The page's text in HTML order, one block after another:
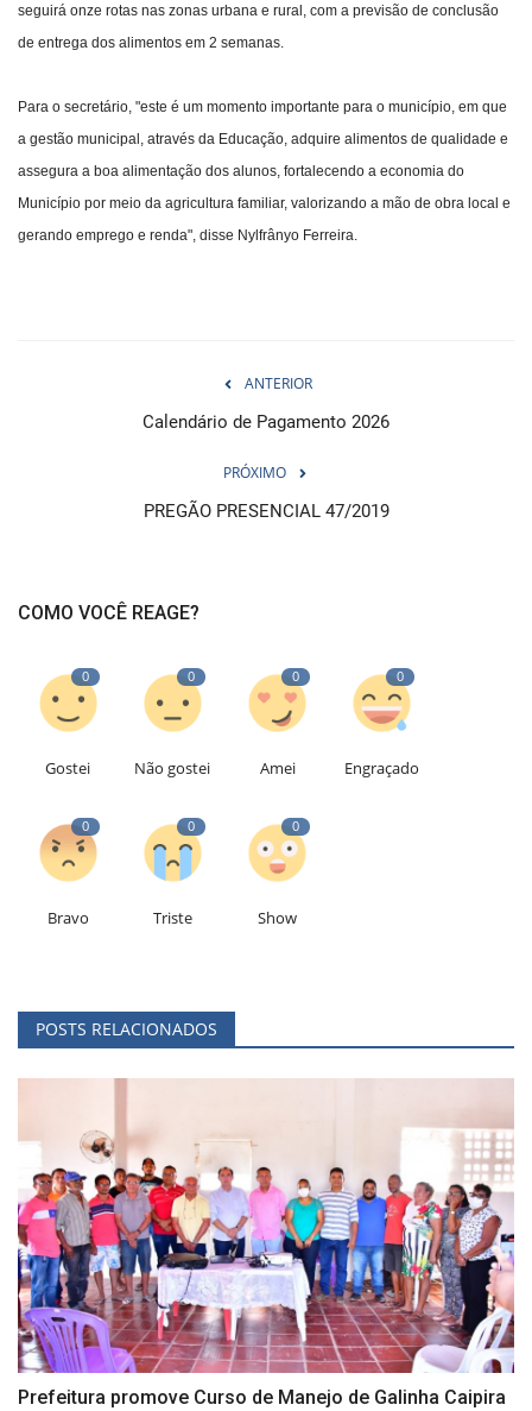
seguirá onze rotas nas zonas urbana e rural, com a previsão de conclusão
de entrega dos alimentos em 2 semanas.
Para o secretário, "este é um momento importante para o município, em que
a gestão municipal, através da Educação, adquire alimentos de qualidade e
assegura a boa alimentação dos alunos, fortalecendo a economia do
Município por meio da agricultura familiar, valorizando a mão de obra local e
gerando emprego e renda", disse Nylfrânyo Ferreira.
ANTERIOR
Calendário de Pagamento 2026
PRÓXIMO
PREGÃO PRESENCIAL 47/2019
COMO VOCÊ REAGE?
0
Gostei
0
Não gostei
0
Amei
0
Engraçado
0
Bravo
0
Triste
0
Show
POSTS RELACIONADOS
Prefeitura promove Curso de Manejo de Galinha Caipira